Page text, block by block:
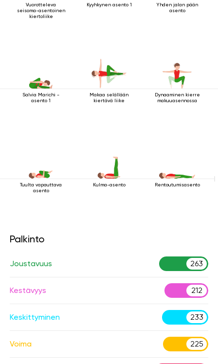
Vuorotteleva
seisoma-asentoinen
kiertoliike
Kyyhkynen asento 1
Yhden jalan pään
asento
Salvia Marichi -
asento 1
Makaa selällään
kiertävä liike
Dynaaminen kierre
makuuasennossa
Tuulta vapauttava
asento
Kulma-asento Rentoutumisasento
Palkinto
Joustavuus 263
Kestävyys 212
Keskittyminen 233
Voima 225